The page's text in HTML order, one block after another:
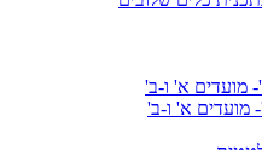
מועדים א' ו-ב'
מועדים א' ו-ב'